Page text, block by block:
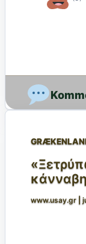
www.usay.gr